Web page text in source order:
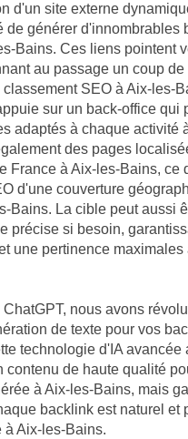
d'un site externe
de générer d'innombrables
Bains. Ces liens pointent
au passage un coup de
SEO à Aix-les-
sur un back-office qui
adaptés à chaque activité
des pages
France à Aix-les-Bains, ce
d'une couverture
Bains. La cible peut aussi
précise si besoin,
une pertinence maximales
nous avons
de texte pour vos
technologie d'IA avancée
contenu de haute qualité
à Aix-les-Bains, mais
backlink est naturel et
à Aix-les-Bains.